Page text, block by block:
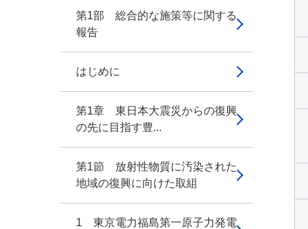
第1部 総合的な施策等に関する
報告
はじめに
第1章 東日本大震災からの復興
の先に目指す豊...
第1節 放射性物質に汚染された
地域の復興に向けた取組
1 東京電力福島第一原子力発電